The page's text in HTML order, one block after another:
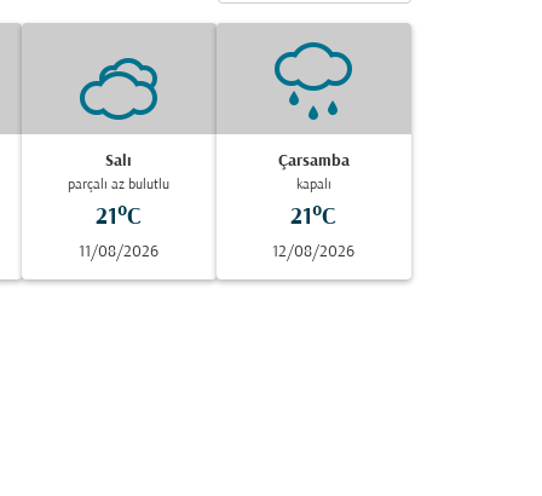
Salı
parçalı az bulutlu
21°C
11/08/2026
Çarsamba
kapalı
21°C
12/08/2026